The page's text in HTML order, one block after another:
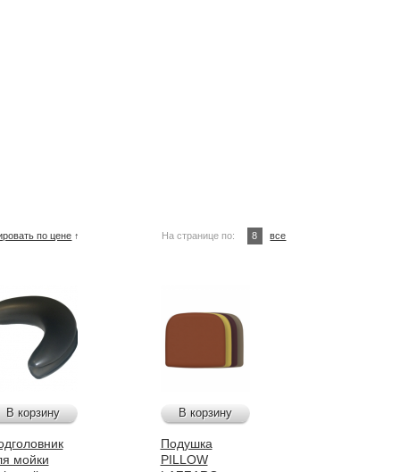
На странице по: 8 все
по цене ↑
В корзину
мойки
В корзину
Подушка
PILLOW